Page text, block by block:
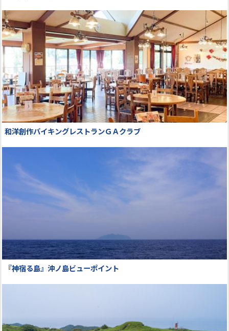
和洋創作バイキングレストランＧＡクラブ
『神宿る島』沖ノ島ビューポイント